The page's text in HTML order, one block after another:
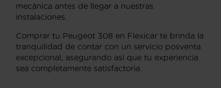
mecánica antes de llegar a nuestras
instalaciones.
Comprar tu Peugeot 308 en Flexicar te brinda la
tranquilidad de contar con un servicio posventa
excepcional, asegurando así que tu experiencia
sea completamente satisfactoria.